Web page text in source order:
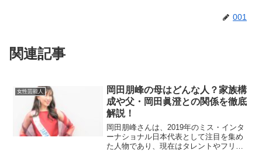
001
関連記事
女性芸能人
岡田朋峰の母はどんな人？家族構
成や父・岡田眞澄との関係を徹底
解説！
岡田朋峰さんは、2019年のミス・インタ
ーナショナル日本代表として注目を集め
た人物であり、現在はタレントやフリー